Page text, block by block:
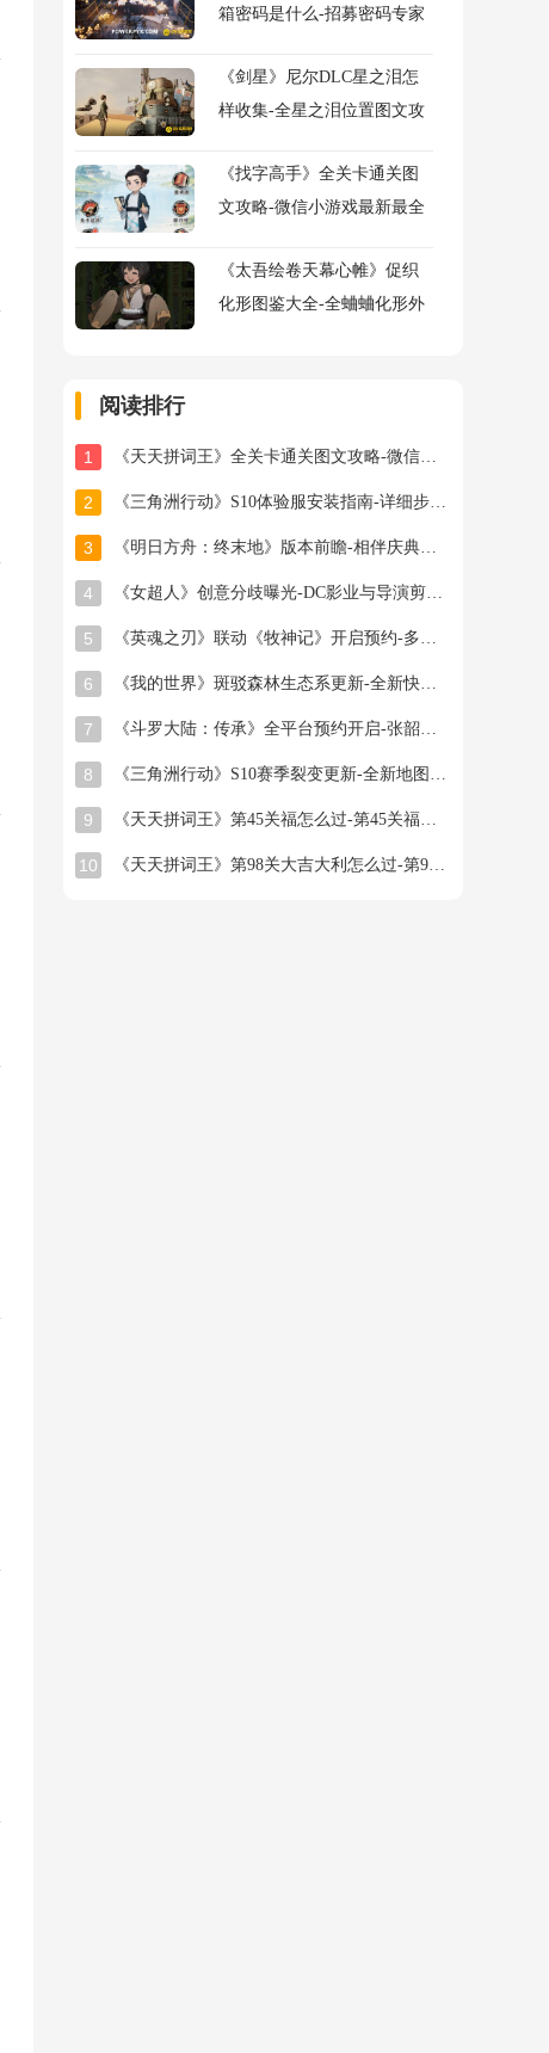
箱密码是什么-招募密码专家
《剑星》尼尔DLC星之泪怎
样收集-全星之泪位置图文攻
《找字高手》全关卡通关图
文攻略-微信小游戏最新最全
《太吾绘卷天幕心帷》促织
化形图鉴大全-全蛐蛐化形外
阅读排行
1 《天天拼词王》全关卡通关图文攻略-微信小游戏最新最全关卡通关图文攻略
2 《三角洲行动》S10体验服安装指南-详细步骤与注意事项
3 《明日方舟：终末地》版本前瞻-相伴庆典与新干员登场
4 《女超人》创意分歧曝光-DC影业与导演剪辑之争
5 《英魂之刃》联动《牧神记》开启预约-多款旧皮返场半价星陨龙坐骑限时秒杀
6 《我的世界》斑驳森林生态系更新-全新快照版本抢先体验开启
7 《斗罗大陆：传承》全平台预约开启-张韶涵领衔邀你破茧成神
8 《三角洲行动》S10赛季裂变更新-全新地图首领与联动福利
9 《天天拼词王》第45关福怎么过-第45关福找出16个常用字图文攻略
10 《天天拼词王》第98关大吉大利怎么过-第98关大吉大利找出26个常用字图文攻略